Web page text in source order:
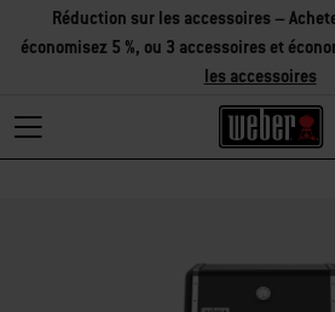
Réduction sur les accessoires –
économisez 5 %, ou 3 accessoires et
les accessoires